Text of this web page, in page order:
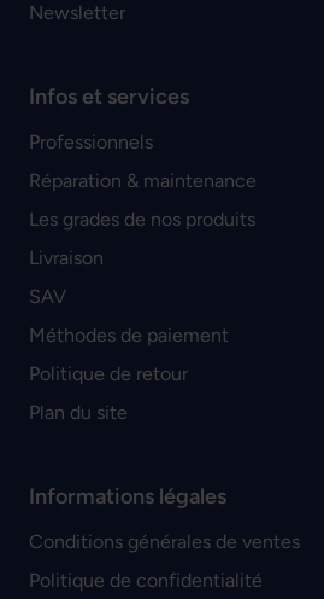
Newsletter
Infos et services
Professionnels
Réparation & maintenance
Les grades de nos produits
Livraison
SAV
Méthodes de paiement
Politique de retour
Plan du site
Informations légales
Conditions générales de ventes
Politique de confidentialité